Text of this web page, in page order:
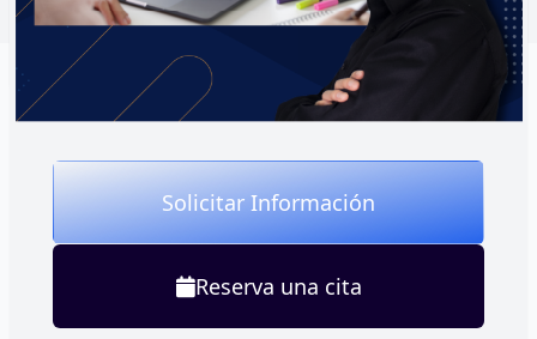
inducción a Cifes Online
Solicitar Información
Reserva una cita